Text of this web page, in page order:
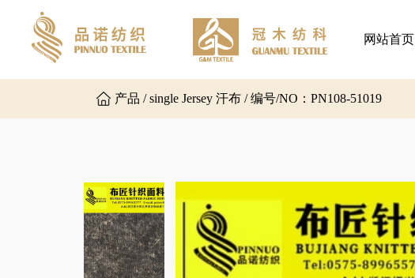
网站首页
产品 / single Jersey 汗布 / 编号/NO：PN108-51019